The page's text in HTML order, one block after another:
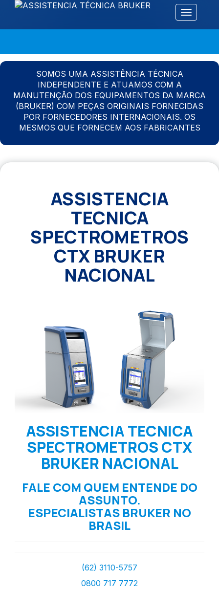
Alternar
SOMOS UMA ASSISTÊNCIA TÉCNICA
INDEPENDENTE E ATUAMOS COM A
MANUTENÇÃO DOS EQUIPAMENTOS DA MARCA
(BRUKER) COM PEÇAS ORIGINAIS FORNECIDAS
POR FORNECEDORES INTERNACIONAIS. OS
MESMOS QUE FORNECEM AOS FABRICANTES
ASSISTENCIA
TECNICA
SPECTROMETROS
CTX BRUKER
NACIONAL
ASSISTENCIA TECNICA
SPECTROMETROS CTX
BRUKER NACIONAL
FALE COM QUEM ENTENDE DO
ASSUNTO.
ESPECIALISTAS BRUKER NO
BRASIL
(62) 3110-5757
0800 717 7772